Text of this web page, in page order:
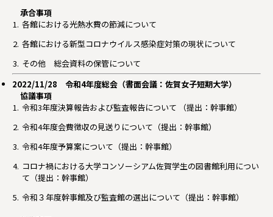
承合事項
各館における光熱水費の節減について
各館における新型コロナウイルス感染症対策の現状について
その他 総会資料の保管について
2022/11/28 令和4年度総会（書面会議：佐賀女子短期大学）
協議事項
令和3年度決算報告および監査報告について （提出：幹事館）
令和4年度会費徴収の見送りについて（提出：幹事館）
令和4年度予算案について（提出：幹事館）
コロナ禍における大学コンソーシアム佐賀学生の図書館利用につい
て（提出：幹事館）
令和３年度幹事館及び監査館の選出について（提出：幹事館）